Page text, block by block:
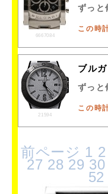
6667084
ずっと
この時
21594
ブル
ずっと
この時
前ページ 1 2
27 28 29 30
52